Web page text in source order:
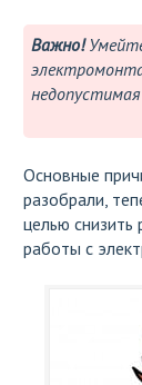
Важно!
Основные
разобрали,
целью снизить
работы с